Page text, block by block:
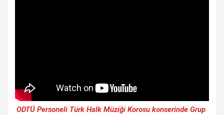
ODTÜ Personeli Türk Halk Müziği Korosu konserinde Grup